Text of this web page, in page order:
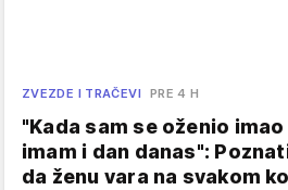
ZVEZDE I TRAČEVI PRE 4 H
"Kada sam se oženio
imam i dan danas":
da ženu vara na svakom